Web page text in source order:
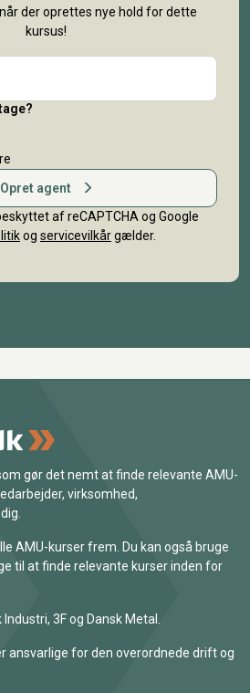
der oprettes nye hold for dette
kursus!
Opret agent
af reCAPTCHA og Google
og servicevilkårgælder.
gør det nemt at finde relevante AMU-
virksomhed,
AMU-kurser frem. Du kan også bruge
til at finde relevante kurser inden for
3F og Dansk Metal.
ansvarlige for den overordnede drift og